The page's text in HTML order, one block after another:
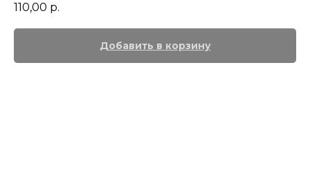
110,00 р.
Добавить в корзину